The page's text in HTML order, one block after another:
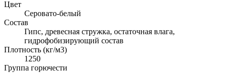
Цвет
Серовато-белый
Состав
Гипс, древесная стружка, остаточная влага,
гидрофобизирующий состав
Плотность (кг/м3)
1250
Группа горючести